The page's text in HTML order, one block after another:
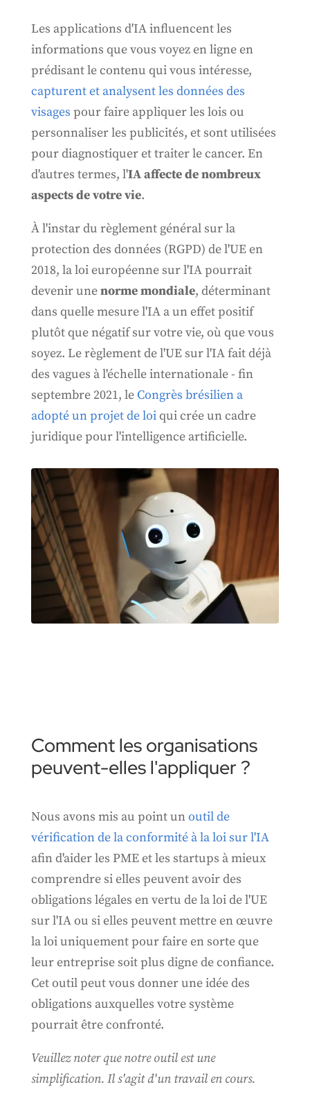
Les applications d'IA influencent les
informations que vous voyez en ligne en
prédisant le contenu qui vous intéresse,
capturent et analysent les données des
visages pour faire appliquer les lois ou
personnaliser les publicités, et sont utilisées
pour diagnostiquer et traiter le cancer. En
d'autres termes, l'IA affecte de nombreux
aspects de votre vie.
À l'instar du règlement général sur la
protection des données (RGPD) de l'UE en
2018, la loi européenne sur l'IA pourrait
devenir unenorme mondiale, déterminant
dans quelle mesure l'IA a un effet positif
plutôt que négatif sur votre vie, où que vous
soyez. Le règlement de l'UE sur l'IA fait déjà
des vagues à l'échelle internationale - fin
septembre 2021, le Congrès brésilien a
adopté un projet de loiqui crée un cadre
juridique pour l'intelligence artificielle.
Comment les organisations
peuvent-elles l'appliquer ?
Nous avons mis au point unoutil de
vérification de la conformité à la loi sur l'IA
afin d'aider les PME et les startups à mieux
comprendre si elles peuvent avoir des
obligations légales en vertu de la loi de l'UE
sur l'IA ou si elles peuvent mettre en œuvre
la loi uniquement pour faire en sorte que
leur entreprise soit plus digne de confiance.
Cet outil peut vous donner une idée des
obligations auxquelles votre système
pourrait être confronté.
Veuillez noter que notre outil est une
simplification. Il s'agit d'un travail en cours.